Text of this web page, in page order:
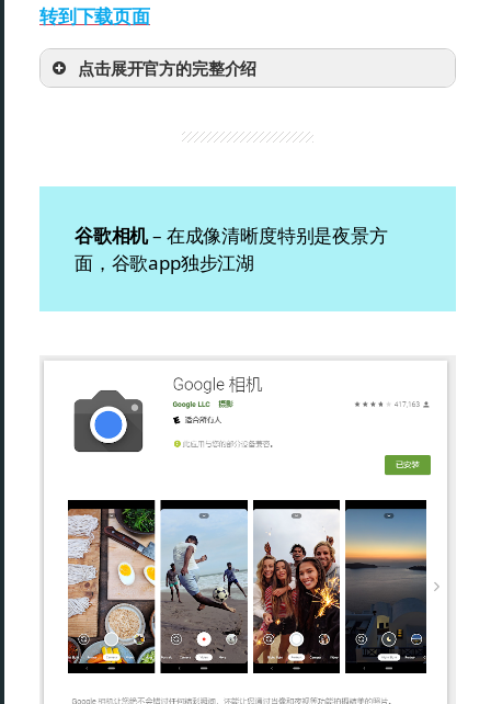
转到下载页面
点击展开官方的完整介绍
谷歌相机– 在成像清晰度特别是夜景方
面，谷歌app独步江湖